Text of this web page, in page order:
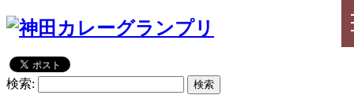
検索: